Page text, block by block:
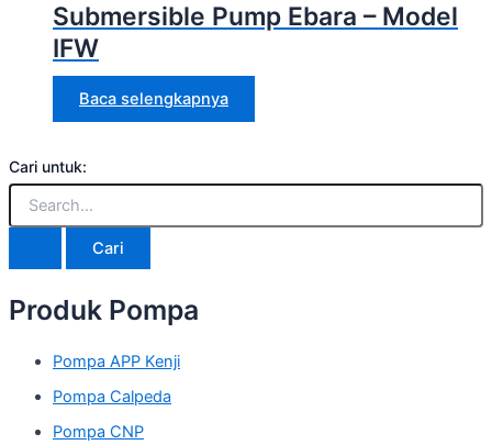
Submersible Pump Ebara – Model
IFW
Baca selengkapnya
Cari untuk:
Produk Pompa
Pompa APP Kenji
Pompa Calpeda
Pompa CNP